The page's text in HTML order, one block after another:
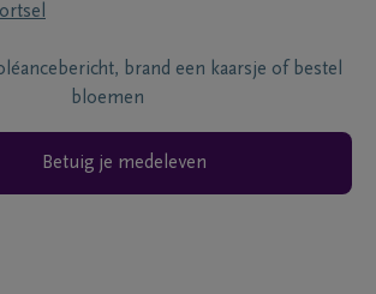
brand een kaarsje of bestel
bloemen
Betuig je medeleven